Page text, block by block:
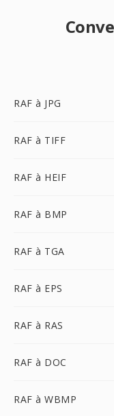
RAF à JPG
RAF à TIFF
RAF à HEIF
RAF à BMP
RAF à TGA
RAF à EPS
RAF à RAS
RAF à DOC
RAF à WBMP